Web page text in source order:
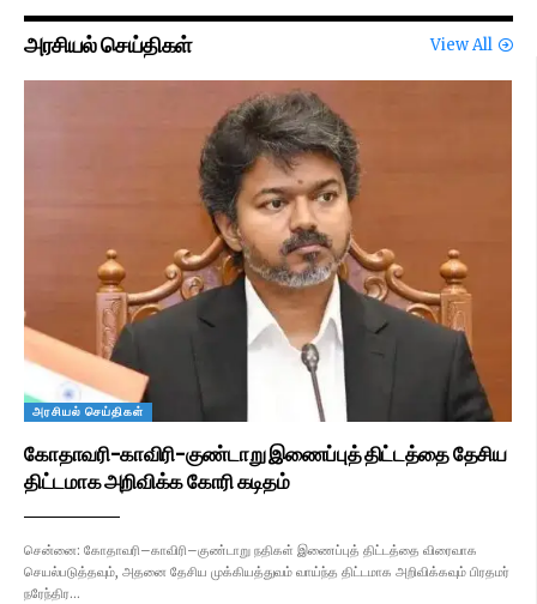
அரசியல் செய்திகள் View All
அரசியல் செய்திகள்
கோதாவரி–காவிரி–குண்டாறு இணைப்புத் திட்டத்தை தேசிய
திட்டமாக அறிவிக்க கோரி கடிதம்
சென்னை: கோதாவரி–காவிரி–குண்டாறு நதிகள் இணைப்புத் திட்டத்தை விரைவாக
செயல்படுத்தவும், அதனை தேசிய முக்கியத்துவம் வாய்ந்த திட்டமாக அறிவிக்கவும் பிரதமர்
நரேந்திர…